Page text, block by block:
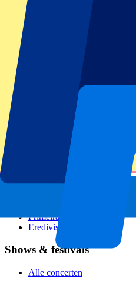
Alle sporten
Voetbalcompetities
Champions League
Premier League
Serie A
Primeira Liga
Eredivisie
Shows & festivals
Alle concerten